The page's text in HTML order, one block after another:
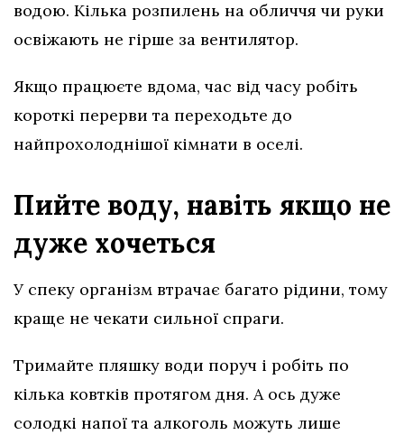
водою. Кілька розпилень на обличчя чи руки
освіжають не гірше за вентилятор.
Якщо працюєте вдома, час від часу робіть
короткі перерви та переходьте до
найпрохолоднішої кімнати в оселі.
Пийте воду, навіть якщо не
дуже хочеться
У спеку організм втрачає багато рідини, тому
краще не чекати сильної спраги.
Тримайте пляшку води поруч і робіть по
кілька ковтків протягом дня. А ось дуже
солодкі напої та алкоголь можуть лише